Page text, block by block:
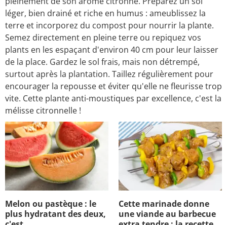
léger, bien drainé et riche en humus : ameublissez la
terre et incorporez du compost pour nourrir la plante.
Semez directement en pleine terre ou repiquez vos
plants en les espaçant d'environ 40 cm pour leur laisser
de la place. Gardez le sol frais, mais non détrempé,
surtout après la plantation. Taillez régulièrement pour
encourager la repousse et éviter qu'elle ne fleurisse trop
vite. Cette plante anti-moustiques par excellence, c'est la
mélisse citronnelle !
Melon ou pastèque : le
plus hydratant des deux,
Cette marinade donne
une viande au barbecue